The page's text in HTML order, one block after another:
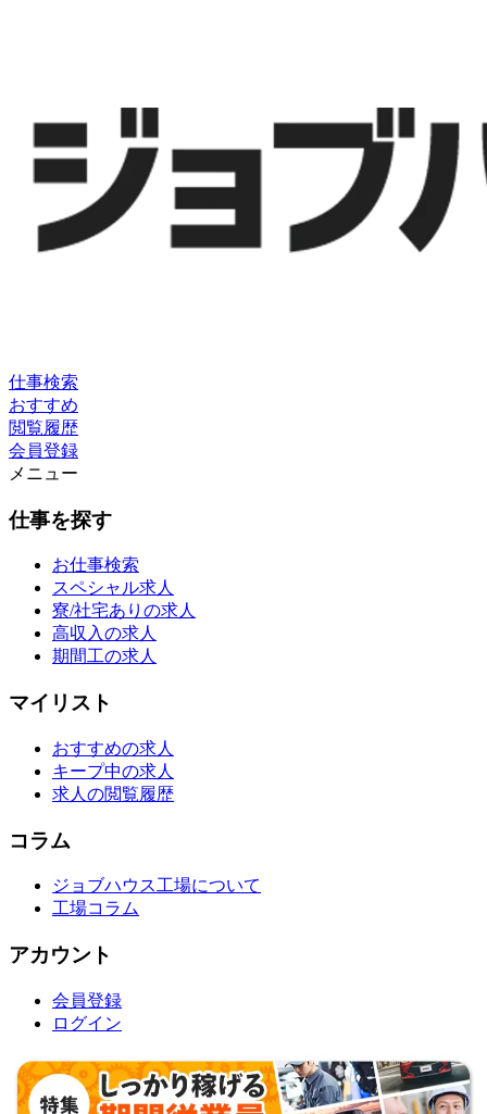
仕事検索
おすすめ
閲覧履歴
会員登録
メニュー
仕事を探す
お仕事検索
スペシャル求人
寮/社宅ありの求人
高収入の求人
期間工の求人
マイリスト
おすすめの求人
キープ中の求人
求人の閲覧履歴
コラム
ジョブハウス工場について
工場コラム
アカウント
会員登録
ログイン